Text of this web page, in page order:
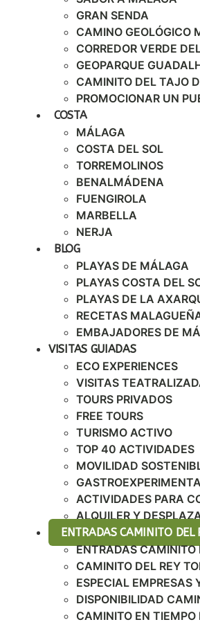
GRAN SENDA
CAMINO GEOLÓGICO
CORREDOR VERDE
GEOPARQUE
CAMINITO DEL TAJO
PROMOCIONAR UN
COSTA
MÁLAGA
COSTA DEL SOL
TORREMOLINOS
BENALMÁDENA
FUENGIROLA
MARBELLA
NERJA
BLOG
PLAYAS DE MÁLAGA
PLAYAS COSTA DEL
PLAYAS DE LA
RECETAS
EMBAJADORES DE
VISITAS GUIADAS
ECO EXPERIENCES
VISITAS
TOURS PRIVADOS
FREE TOURS
TURISMO ACTIVO
TOP 40 ACTIVIDADES
MOVILIDAD
GASTROEXPERIMENTA
ACTIVIDADES PARA
ALQUILER Y
ENTRADAS CAMINITO DEL
ENTRADAS CAMINITO
CAMINITO DEL REY
ESPECIAL EMPRESAS
DISPONIBILIDAD
CAMINITO EN